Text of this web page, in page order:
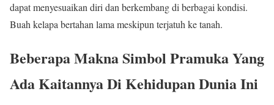
dapat menyesuaikan diri dan berkembang di berbagai kondisi.
Buah kelapa bertahan lama meskipun terjatuh ke tanah.
Beberapa Makna Simbol Pramuka Yang
Ada Kaitannya Di Kehidupan Dunia Ini